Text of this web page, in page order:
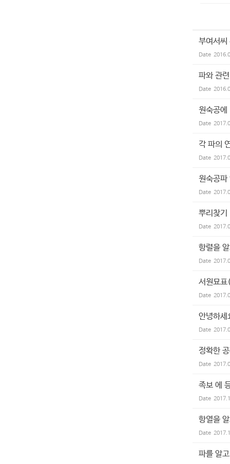
부여서씨
Date
파와 관
Date
원숙공에
Date
각 파의
Date
원숙공파
Date
뿌리찾기
Date
항렬을
Date
서원묘
Date
안녕하
Date
정확한
Date
족보 에
Date
항열을
Date
파를 알